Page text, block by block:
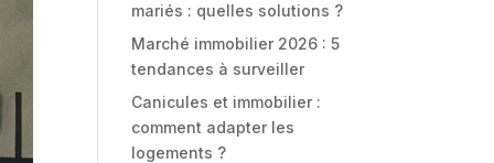
mariés : quelles solutions ?
Marché immobilier 2026 : 5
tendances à surveiller
Canicules et immobilier :
comment adapter les
logements ?